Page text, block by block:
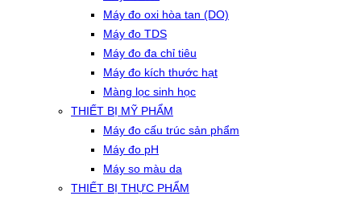
Máy đo oxi hòa tan (DO)
Máy đo TDS
Máy đo đa chỉ tiêu
Máy đo kích thước hạt
Màng lọc sinh học
THIẾT BỊ MỸ PHẨM
Máy đo cấu trúc sản phẩm
Máy đo pH
Máy so màu da
THIẾT BỊ THỰC PHẨM